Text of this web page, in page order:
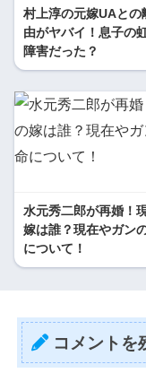
村上淳の元嫁UAとの
由がヤバイ！息子の
障害だった？
水元秀二郎が再婚！
嫁は誰？現在やガン
について！
コメントを